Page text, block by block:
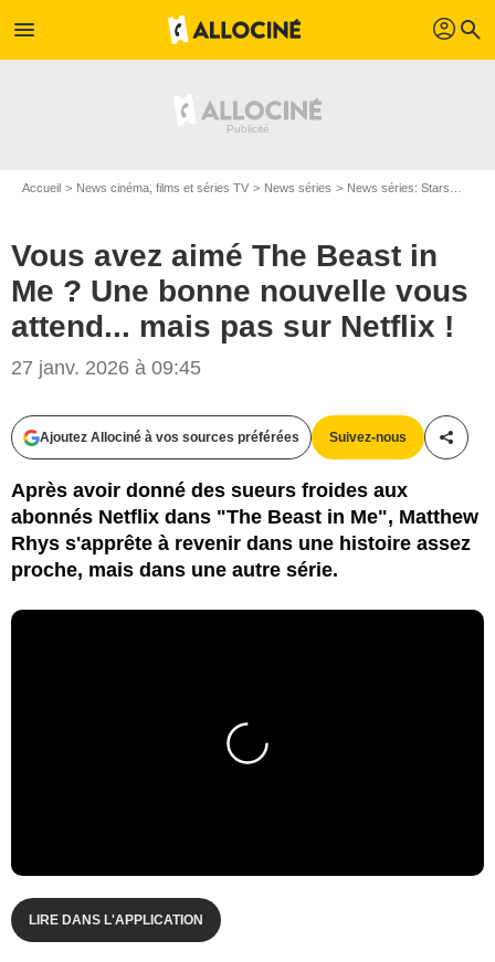
menu profil search
Accueil News cinéma, films et séries TV News séries News séries: Stars
Vous avez aimé The Beast in
Me ? Une bonne nouvelle vous
attend... mais pas sur Netflix !
27 janv. 2026 à 09:45
Ajoutez Allociné à vos sources préférées Suivez-nous
Après avoir donné des sueurs froides aux
abonnés Netflix dans "The Beast in Me", Matthew
Rhys s'apprête à revenir dans une histoire assez
proche, mais dans une autre série.
LIRE DANS L'APPLICATION